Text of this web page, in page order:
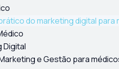
do marketing digital
Digital
e Gestão para